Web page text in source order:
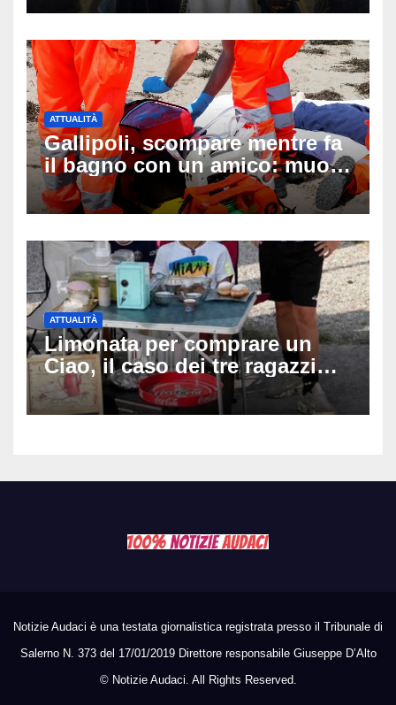
ATTUALITÀ
Gallipoli, scompare mentre fa
il bagno con un amico: muore
a 19 anni dopo 45 minuti di
disperati tentativi di
ATTUALITÀ
Limonata per comprare un
Ciao, il caso dei tre ragazzi
divide l’Italia: Fedriga li invita
in Regione, Vannacci li
Notizie Audaci è una testata giornalistica registrata presso il Tribunale di
Salerno N. 373 del 17/01/2019 Direttore responsabile Giuseppe D’Alto
© Notizie Audaci. All Rights Reserved.